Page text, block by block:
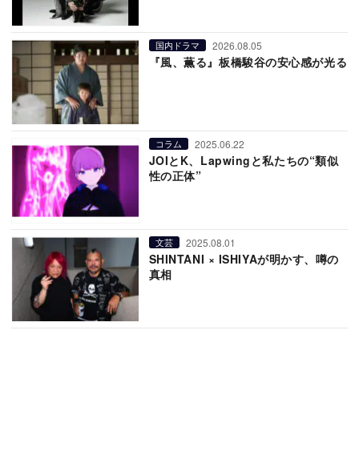
国内ドラマ 2026.08.05
『風、薫る』板橋駿谷の安心感が光る
コラム 2025.06.22
JOIとK、Lapwingと私たちの“類似
性の正体”
文芸 2025.08.01
SHINTANI × ISHIYAが明かす、噂の
真相